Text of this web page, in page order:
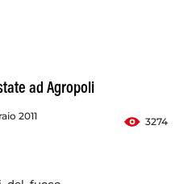
ad Agropoli
2011
3274